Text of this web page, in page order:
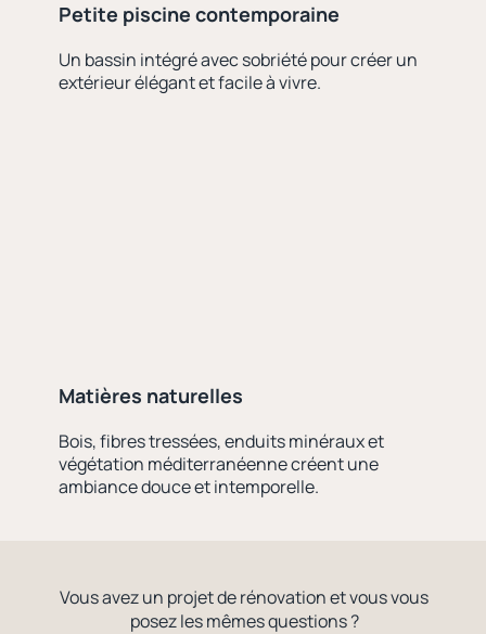
Petite piscine contemporaine
Un bassin intégré avec sobriété pour créer un
extérieur élégant et facile à vivre.
Matières naturelles
Bois, fibres tressées, enduits minéraux et
végétation méditerranéenne créent une
ambiance douce et intemporelle.
Vous avez un projet de rénovation et vous vous
posez les mêmes questions ?